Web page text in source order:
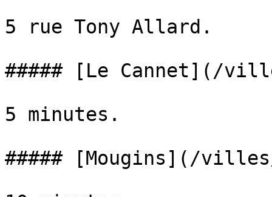
5 rue Tony Allard.
##### [Le Cannet](/
5 minutes.
##### [Mougins](/